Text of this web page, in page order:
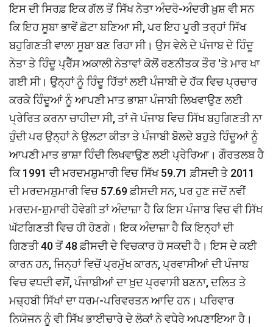
ਇਸ ਦੀ ਸਿਰਫ਼ ਇਕ ਗੱਲ ਤੋਂ ਸਿੱਖ ਨੇਤਾ ਅੰਦਰੋ-ਅੰਦਰੀ ਖ਼ੁਸ਼ ਵੀ ਸਨ
ਕਿ ਇਹ ਸੂਬਾ ਭਾਵੇਂ ਛੋਟਾ ਬਣਿਆ ਸੀ, ਪਰ ਇਹ ਪੂਰੀ ਤਰ੍ਹਾਂ ਸਿੱਖ
ਬਹੁਗਿਣਤੀ ਵਾਲਾ ਸੂਬਾ ਬਣ ਰਿਹਾ ਸੀ। ਉਸ ਵੇਲੇ ਦੇ ਪੰਜਾਬ ਦੇ ਹਿੰਦੂ
ਨੇਤਾ ਤੇ ਹਿੰਦੂ ਪ੍ਰੈੱਸ ਅਕਾਲੀ ਨੇਤਾਵਾਂ ਕੋਲੋਂ ਰਣਨੀਤਕ ਤੌਰ 'ਤੇ ਮਾਰ ਖਾ
ਗਈ ਸੀ। ਉਨ੍ਹਾਂ ਨੂੰ ਹਿੰਦੂ ਹਿੱਤਾਂ ਲਈ ਪੰਜਾਬੀ ਦੇ ਹੱਕ ਵਿਚ ਪ੍ਰਚਾਰ
ਕਰਕੇ ਹਿੰਦੂਆਂ ਨੂੰ ਆਪਣੀ ਮਾਤ ਭਾਸ਼ਾ ਪੰਜਾਬੀ ਲਿਖਵਾਉਣ ਲਈ
ਪ੍ਰੇਰਿਤ ਕਰਨਾ ਚਾਹੀਦਾ ਸੀ, ਤਾਂ ਜੋ ਪੰਜਾਬ ਵਿਚ ਸਿੱਖ ਬਹੁਗਿਣਤੀ ਨਾ
ਹੁੰਦੀ ਪਰ ਉਨ੍ਹਾਂ ਨੇ ਉਲਟਾ ਕੀਤਾ ਤੇ ਪੰਜਾਬੀ ਬੋਲਦੇ ਬਹੁਤੇ ਹਿੰਦੂਆਂ ਨੂੰ
ਆਪਣੀ ਮਾਤ ਭਾਸ਼ਾ ਹਿੰਦੀ ਲਿਖਵਾਉਣ ਲਈ ਪ੍ਰੇਰਿਆ। ਗੌਰਤਲਬ ਹੈ
ਕਿ 1991 ਦੀ ਮਰਦਮਸ਼ੁਮਾਰੀ ਵਿਚ ਸਿੱਖ 59.71 ਫ਼ੀਸਦੀ ਤੇ 2011
ਦੀ ਮਰਦਮਸ਼ੁਮਾਰੀ ਵਿਚ 57.69 ਫ਼ੀਸਦੀ ਸਨ, ਪਰ ਹੁਣ ਜਦੋਂ ਨਵੀਂ
ਮਰਦਮ-ਸ਼ੁਮਾਰੀ ਹੋਵੇਗੀ ਤਾਂ ਅੰਦਾਜ਼ਾ ਹੈ ਕਿ ਇਸ ਪੰਜਾਬ ਵਿਚ ਵੀ ਸਿੱਖ
ਘੱਟਗਿਣਤੀ ਵਿਚ ਹੀ ਹੋਣਗੇ। ਇਕ ਅੰਦਾਜ਼ਾ ਹੈ ਕਿ ਇਨ੍ਹਾਂ ਦੀ
ਗਿਣਤੀ 40 ਤੋਂ 48 ਫ਼ੀਸਦੀ ਦੇ ਵਿਚਕਾਰ ਹੋ ਸਕਦੀ ਹੈ। ਇਸ ਦੇ ਕਈ
ਕਾਰਨ ਹਨ, ਜਿਨ੍ਹਾਂ ਵਿਚੋਂ ਪ੍ਰਮੁੱਖ ਕਾਰਨ, ਪ੍ਰਵਾਸੀਆਂ ਦੀ ਪੰਜਾਬ
ਵਿਚ ਵਧਦੀ ਵਸੋਂ, ਪੰਜਾਬੀਆਂ ਦਾ ਖ਼ੁਦ ਪ੍ਰਵਾਸੀ ਬਣਨਾ, ਦਲਿਤ ਤੇ
ਮਜ਼੍ਹਬੀ ਸਿੱਖਾਂ ਦਾ ਧਰਮ-ਪਰਿਵਰਤਨ ਆਦਿ ਹਨ। ਪਰਿਵਾਰ
ਨਿਯੋਜਨ ਨੂੰ ਵੀ ਸਿੱਖ ਭਾਈਚਾਰੇ ਦੇ ਲੋਕਾਂ ਨੇ ਵਧੇਰੇ ਅਪਣਾਇਆ ਹੈ।